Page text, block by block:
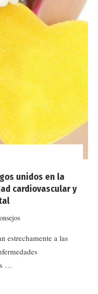
unidos en la
cardiovascular y
estrechamente a las
…